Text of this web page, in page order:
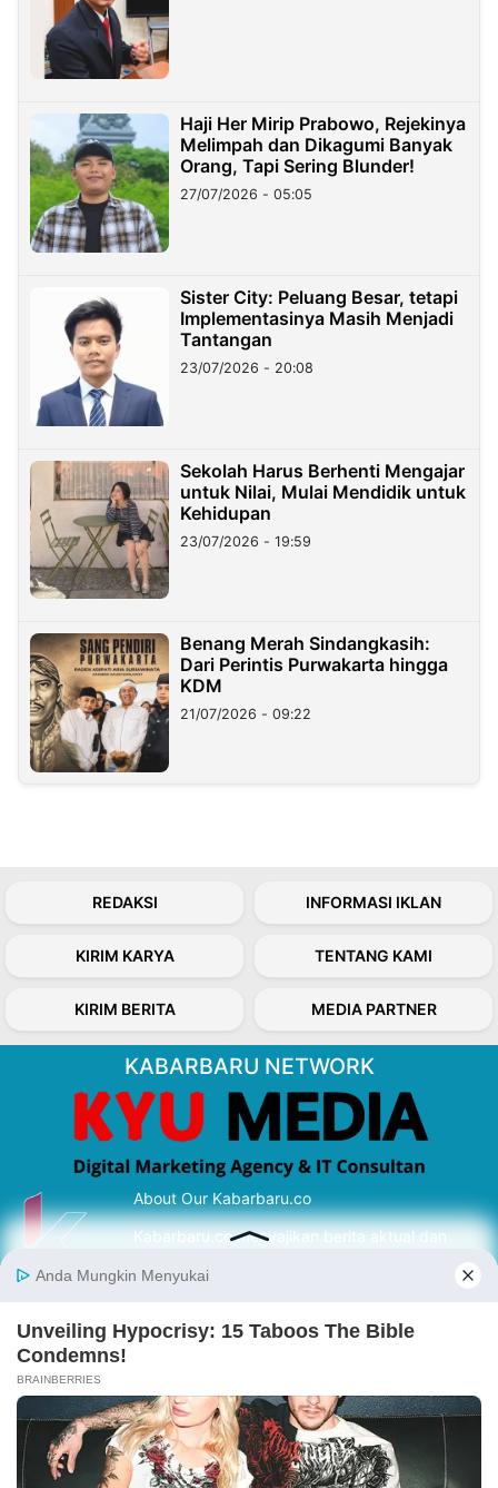
Haji Her Mirip Prabowo, Rejekinya
Melimpah dan Dikagumi Banyak
Orang, Tapi Sering Blunder!
27/07/2026 - 05:05
Sister City: Peluang Besar, tetapi
Implementasinya Masih Menjadi
Tantangan
23/07/2026 - 20:08
Sekolah Harus Berhenti Mengajar
untuk Nilai, Mulai Mendidik untuk
Kehidupan
23/07/2026 - 19:59
Benang Merah Sindangkasih:
Dari Perintis Purwakarta hingga
KDM
21/07/2026 - 09:22
REDAKSI INFORMASI IKLAN
KIRIM KARYA TENTANG KAMI
KIRIM BERITA MEDIA PARTNER
KABARBARU NETWORK
About Our Kabarbaru.co
Kabarbaru.co menyajikan berita aktual dan
serta terverifikasi dari sumber yang tepat.
Follow Kabarbaru